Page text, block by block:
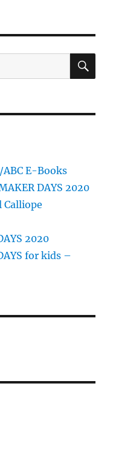
E-Books
DAYS 2020
2020
for kids –